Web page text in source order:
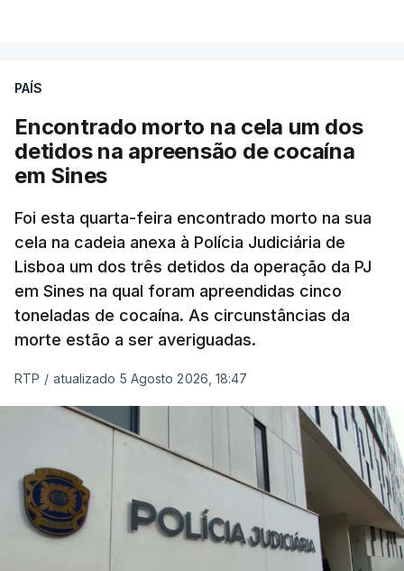
No domingo, estavam concluídos cerca de 50 por
cento dos mais de 20 mil pedidos de reapreciação,
mas Cristina Mota, porta-voz da Missão Escola
Pública, tem dúvidas de que o processo esteja
"Durante o fim de semana e nos últimos dias,
apercebamo-nos que ainda estão a ser
convocados professores para reapreciações"
disse a professora à agência Lusa."Será
praticamente impossível termos a totalidade
Segundo os docentes, o processo de reapreciação
está a enfrentar vários constrangimentos. Há
casos em que faltam os modelos preenchidos
pelos alunos com a alegação justificativa para o
pedido de reapreciação, ou os documentos que os
relatores devem preencher.
PAÍS
Encontrado morto na cela um dos
detidos na apreensão de cocaína
em Sines
Foi esta quarta-feira encontrado morto na sua
cela na cadeia anexa à Polícia Judiciária de
Lisboa um dos três detidos da operação da PJ
em Sines na qual foram apreendidas cinco
toneladas de cocaína. As circunstâncias da
morte estão a ser averiguadas.
RTP / atualizado 5 Agosto 2026, 18:47